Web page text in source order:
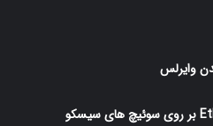
وایرلس